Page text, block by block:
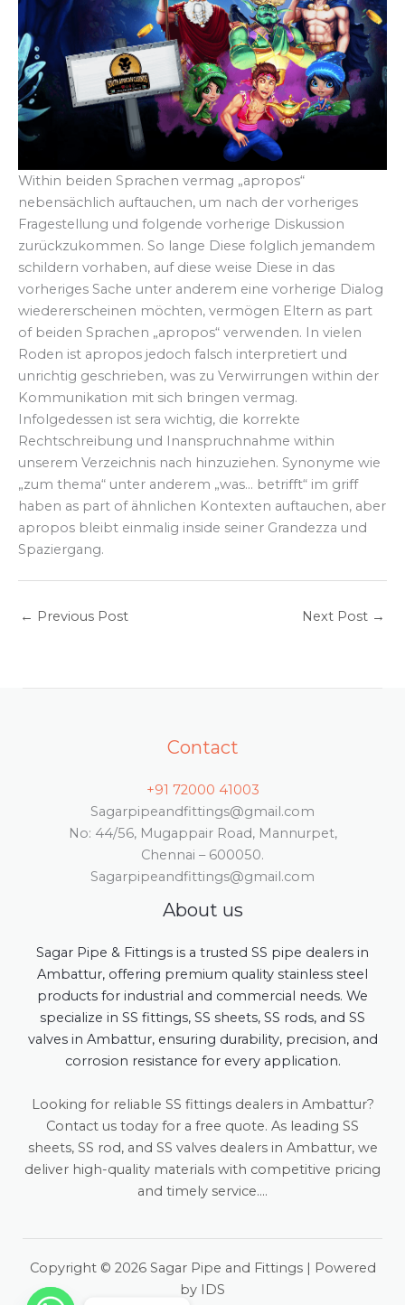
Within beiden Sprachen vermag „apropos“
nebensächlich auftauchen, um nach der vorheriges
Fragestellung und folgende vorherige Diskussion
zurückzukommen. So lange Diese folglich jemandem
schildern vorhaben, auf diese weise Diese in das
vorheriges Sache unter anderem eine vorherige Dialog
wiedererscheinen möchten, vermögen Eltern as part
of beiden Sprachen „apropos“ verwenden. In vielen
Roden ist apropos jedoch falsch interpretiert und
unrichtig geschrieben, was zu Verwirrungen within der
Kommunikation mit sich bringen vermag.
Infolgedessen ist sera wichtig, die korrekte
Rechtschreibung und Inanspruchnahme within
unserem Verzeichnis nach hinzuziehen. Synonyme wie
„zum thema“ unter anderem „was… betrifft“ im griff
haben as part of ähnlichen Kontexten auftauchen, aber
apropos bleibt einmalig inside seiner Grandezza und
Spaziergang.
← Previous Post Next Post →
Contact
+91 72000 41003
Sagarpipeandfittings@gmail.com
No: 44/56, Mugappair Road, Mannurpet,
Chennai – 600050.
Sagarpipeandfittings@gmail.com
About us
Sagar Pipe & Fittings is a trusted SS pipe dealers in
Ambattur, offering premium quality stainless steel
products for industrial and commercial needs. We
specialize in SS fittings, SS sheets, SS rods, and SS
valves in Ambattur, ensuring durability, precision, and
corrosion resistance for every application.
Looking for reliable SS fittings dealers in Ambattur?
Contact us today for a free quote. As leading SS
sheets, SS rod, and SS valves dealers in Ambattur, we
deliver high-quality materials with competitive pricing
and timely service....
Copyright © 2026 Sagar Pipe and Fittings | Powered
by IDS